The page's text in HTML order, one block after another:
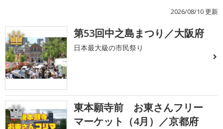
2026/08/10 更新
1 第53回中之島まつり／大阪府
日本最大級の市民祭り
2
東本願寺前 お東さんフリー
マーケット（4月）／京都府